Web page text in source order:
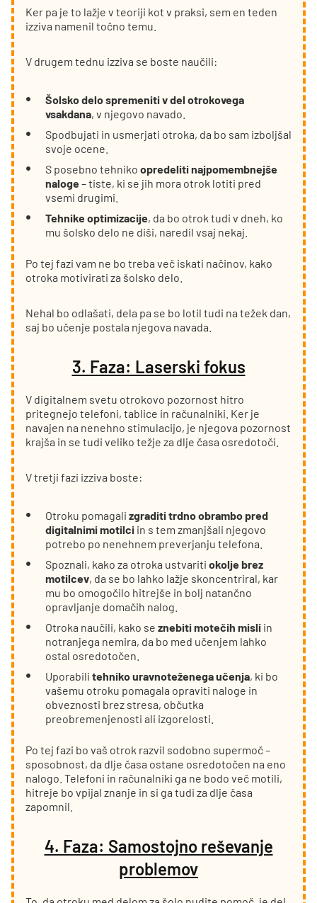
Ker pa je to lažje v teoriji kot v praksi, sem en teden
izziva namenil točno temu.
V drugem tednu izziva se boste naučili:
Šolsko delo spremeniti v del otrokovega
vsakdana, v njegovo navado.
Spodbujati in usmerjati otroka, da bo sam izboljšal
svoje ocene.
S posebno tehniko opredeliti najpomembnejše
naloge– tiste, ki se jih mora otrok lotiti pred
vsemi drugimi.
Tehnike optimizacije, da bo otrok tudi v dneh, ko
mu šolsko delo ne diši, naredil vsaj nekaj.
Po tej fazi vam ne bo treba več iskati načinov, kako
otroka motivirati za šolsko delo.
Nehal bo odlašati, dela pa se bo lotil tudi na težek dan,
saj bo učenje postala njegova navada.
3. Faza: Laserski fokus
V digitalnem svetu otrokovo pozornost hitro
pritegnejo telefoni, tablice in računalniki. Ker je
navajen na nenehno stimulacijo, je njegova pozornost
krajša in se tudi veliko težje za dlje časa osredotoči.
V tretji fazi izziva boste:
Otroku pomagali zgraditi trdno obrambo pred
digitalnimi motilci in s tem zmanjšali njegovo
potrebo po nenehnem preverjanju telefona.
Spoznali, kako za otroka ustvariti okolje brez
motilcev, da se bo lahko lažje skoncentriral, kar
mu bo omogočilo hitrejše in bolj natančno
opravljanje domačih nalog.
Otroka naučili, kako se znebiti motečih misli in
notranjega nemira, da bo med učenjem lahko
ostal osredotočen.
Uporabili tehniko uravnoteženega učenja, ki bo
vašemu otroku pomagala opraviti naloge in
obveznosti brez stresa, občutka
preobremenjenosti ali izgorelosti.
Po tej fazi bo vaš otrok razvil sodobno supermoč –
sposobnost, da dlje časa ostane osredotočen na eno
nalogo. Telefoni in računalniki ga ne bodo več motili,
hitreje bo vpijal znanje in si ga tudi za dlje časa
zapomnil.
4. Faza: Samostojno reševanje
problemov